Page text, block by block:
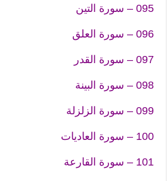
095 – سورة التين
096 – سورة العلق
097 – سورة القدر
098 – سورة البينة
099 – سورة الزلزلة
100 – سورة العاديات
101 – سورة القارعة